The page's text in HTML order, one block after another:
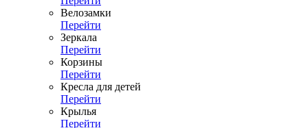
Велозамки
Перейти
Зеркала
Перейти
Корзины
Перейти
Кресла для детей
Перейти
Крылья
Перейти